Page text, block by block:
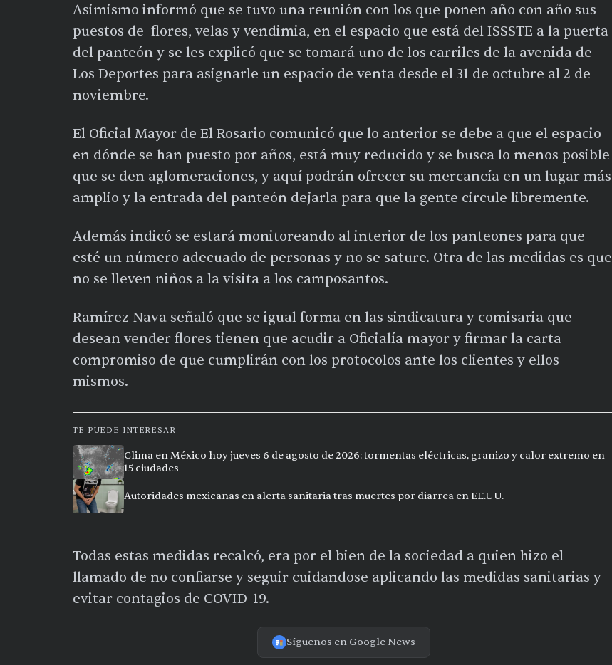
Asimismo informó que se tuvo una reunión con los que ponen año con año sus
puestos de flores, velas y vendimia, en el espacio que está del ISSSTE a la puerta
del panteón y se les explicó que se tomará uno de los carriles de la avenida de
Los Deportes para asignarle un espacio de venta desde el 31 de octubre al 2 de
noviembre.
El Oficial Mayor de El Rosario comunicó que lo anterior se debe a que el espacio
en dónde se han puesto por años, está muy reducido y se busca lo menos posible
que se den aglomeraciones, y aquí podrán ofrecer su mercancía en un lugar más
amplio y la entrada del panteón dejarla para que la gente circule libremente.
Además indicó se estará monitoreando al interior de los panteones para que
esté un número adecuado de personas y no se sature. Otra de las medidas es que
no se lleven niños a la visita a los camposantos.
Ramírez Nava señaló que se igual forma en las sindicatura y comisaria que
desean vender flores tienen que acudir a Oficialía mayor y firmar la carta
compromiso de que cumplirán con los protocolos ante los clientes y ellos
mismos.
TE PUEDE INTERESAR
Clima en México hoy jueves 6 de agosto de 2026: tormentas eléctricas, granizo y calor extremo en
15 ciudades
Autoridades mexicanas en alerta sanitaria tras muertes por diarrea en EE.UU.
Todas estas medidas recalcó, era por el bien de la sociedad a quien hizo el
llamado de no confiarse y seguir cuidandose aplicando las medidas sanitarias y
evitar contagios de COVID-19.
Síguenos en Google News